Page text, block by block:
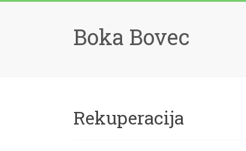
Boka Bovec
Rekuperacija